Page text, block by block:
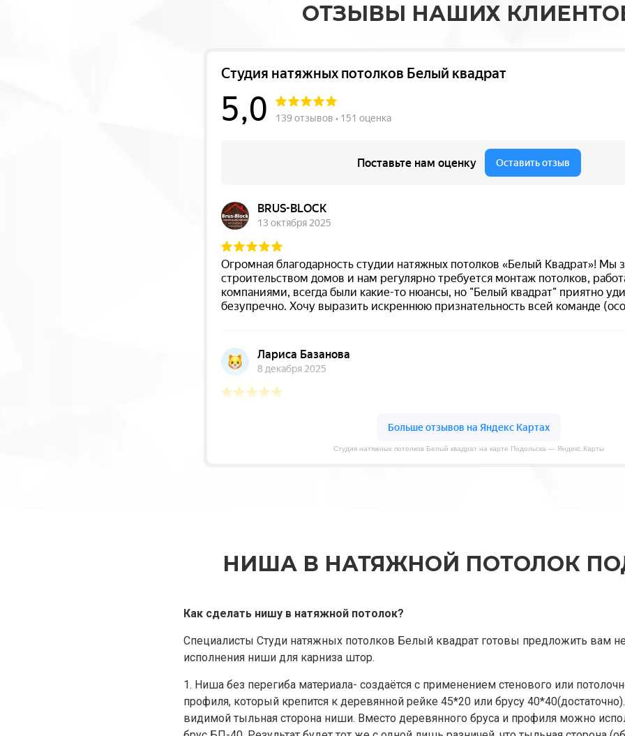
ОТЗЫВЫ НАШИХ
Студия натяжных потолков Белый квадрат на карте Подольска — Яндекс.Карты
НИША В НАТЯЖНОЙ ПОТОЛОК
Как сделать нишу в натяжной потолок?
Специалисты Студи натяжных потолков Белый квадрат готовы предложить вам
исполнения ниши для карниза штор.
1. Ниша без перегиба материала- создаётся с применением стенового или
профиля, который крепится к деревянной рейке 45*20 или брусу
видимой тыльная сторона ниши. Вместо деревянного бруса и профиля можно